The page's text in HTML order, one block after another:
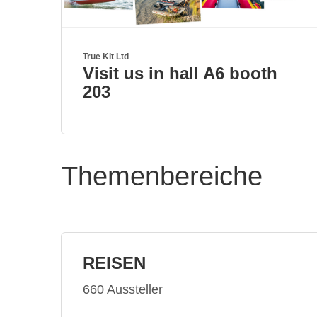
True Kit Ltd
Visit us in hall A6 booth
203
Themenbereiche
REISEN
660 Aussteller